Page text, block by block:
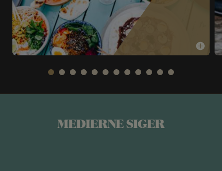
MEDIERNE SIGER